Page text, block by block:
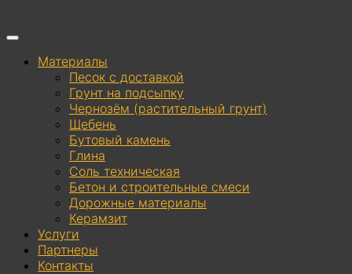
Материалы
Песок с доставкой
Грунт на подсыпку
Чернозём (растительный грунт)
Щебень
Бутовый камень
Глина
Соль техническая
Бетон и строительные смеси
Дорожные материалы
Керамзит
Услуги
Партнеры
Контакты